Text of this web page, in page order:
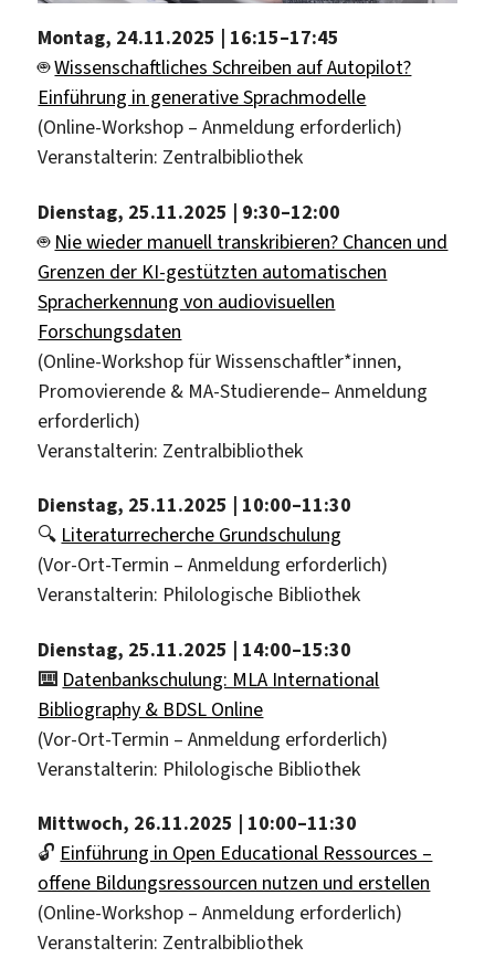
Montag, 24.11.2025 | 16:15–17:45
🤖Wissenschaftliches Schreiben auf Autopilot?
Einführung in generative Sprachmodelle
(Online-Workshop – Anmeldung erforderlich)
Veranstalterin: Zentralbibliothek
Dienstag, 25.11.2025 | 9:30–12:00
🤖 Nie wieder manuell transkribieren? Chancen und
Grenzen der KI-gestützten automatischen
Spracherkennung von audiovisuellen
Forschungsdaten
(Online-Workshop für Wissenschaftler*innen,
Promovierende & MA-Studierende– Anmeldung
erforderlich)
Veranstalterin: Zentralbibliothek
Dienstag, 25.11.2025 | 10:00–11:30
🔍 Literaturrecherche Grundschulung
(Vor-Ort-Termin – Anmeldung erforderlich)
Veranstalterin: Philologische Bibliothek
Dienstag, 25.11.2025 | 14:00–15:30
⌨️ Datenbankschulung: MLA International
Bibliography & BDSL Online
(Vor-Ort-Termin – Anmeldung erforderlich)
Veranstalterin: Philologische Bibliothek
Mittwoch, 26.11.2025 | 10:00–11:30
🔓 Einführung in Open Educational Ressources –
offene Bildungsressourcen nutzen und erstellen
(Online-Workshop – Anmeldung erforderlich)
Veranstalterin: Zentralbibliothek